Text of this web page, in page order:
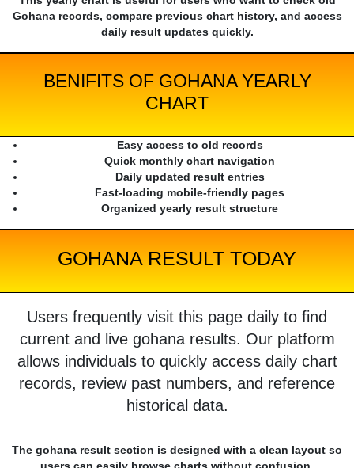
Gohana records, compare previous chart history, and access
daily result updates quickly.
BENIFITS OF GOHANA YEARLY
CHART
Easy access to old records
Quick monthly chart navigation
Daily updated result entries
Fast-loading mobile-friendly pages
Organized yearly result structure
GOHANA RESULT TODAY
Users frequently visit this page daily to find
current and live gohana results. Our platform
allows individuals to quickly access daily chart
records, review past numbers, and reference
historical data.
The gohana result section is designed with a clean layout so